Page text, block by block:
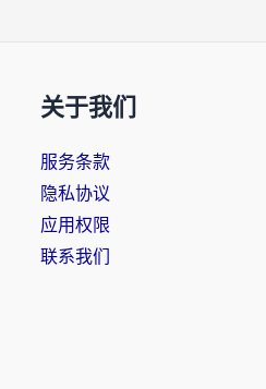
关于我们
服务条款
隐私协议
应用权限
联系我们